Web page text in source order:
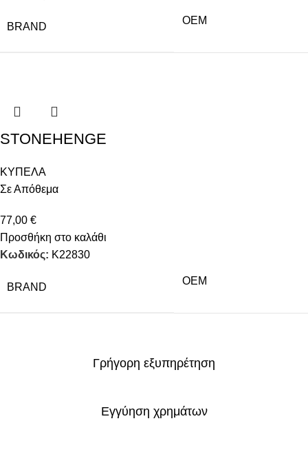
BRAND
OEM
STONEHENGE
ΚΥΠΕΛΑ
Σε Απόθεμα
77,00 €
Προσθήκη στο καλάθι
Κωδικός: Κ22830
BRAND
OEM
Γρήγορη εξυπηρέτηση
Εγγύηση χρημάτων